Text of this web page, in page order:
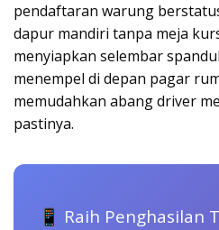
pendaftaran warung
dapur mandiri tanpa meja
menyiapkan selembar
menempel di depan pagar
memudahkan abang driver
pastinya.
📱 Raih Penghasilan